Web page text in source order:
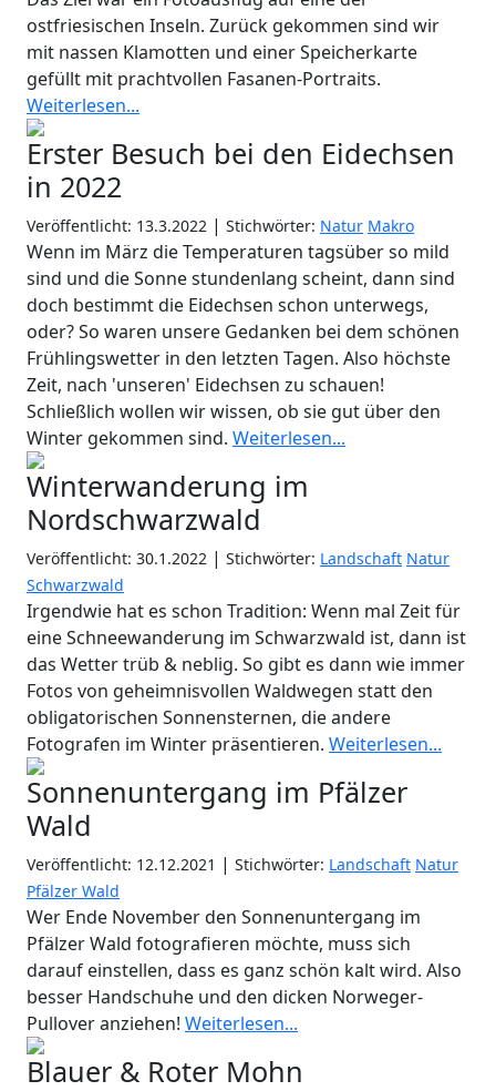
ostfriesischen Inseln. Zurück gekommen sind wir
mit nassen Klamotten und einer Speicherkarte
gefüllt mit prachtvollen Fasanen-Portraits.
Weiterlesen...
Erster Besuch bei den Eidechsen
in 2022
Veröffentlicht: 13.3.2022 | Stichwörter: Natur Makro
Wenn im März die Temperaturen tagsüber so mild
sind und die Sonne stundenlang scheint, dann sind
doch bestimmt die Eidechsen schon unterwegs,
oder? So waren unsere Gedanken bei dem schönen
Frühlingswetter in den letzten Tagen. Also höchste
Zeit, nach 'unseren' Eidechsen zu schauen!
Schließlich wollen wir wissen, ob sie gut über den
Winter gekommen sind. Weiterlesen...
Winterwanderung im
Nordschwarzwald
Veröffentlicht: 30.1.2022 | Stichwörter: Landschaft Natur
Schwarzwald
Irgendwie hat es schon Tradition: Wenn mal Zeit für
eine Schneewanderung im Schwarzwald ist, dann ist
das Wetter trüb & neblig. So gibt es dann wie immer
Fotos von geheimnisvollen Waldwegen statt den
obligatorischen Sonnensternen, die andere
Fotografen im Winter präsentieren. Weiterlesen...
Sonnenuntergang im Pfälzer
Wald
Veröffentlicht: 12.12.2021 | Stichwörter: Landschaft Natur
Pfälzer Wald
Wer Ende November den Sonnenuntergang im
Pfälzer Wald fotografieren möchte, muss sich
darauf einstellen, dass es ganz schön kalt wird. Also
besser Handschuhe und den dicken Norweger-
Pullover anziehen! Weiterlesen...
Blauer & Roter Mohn